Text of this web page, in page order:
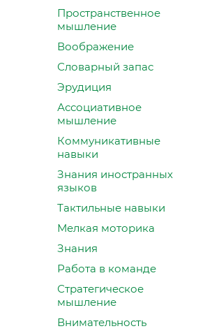
Пространственное
мышление
Воображение
Словарный запас
Эрудиция
Ассоциативное
мышление
Коммуникативные
навыки
Знания иностранных
языков
Тактильные навыки
Мелкая моторика
Знания
Работа в команде
Стратегическое
мышление
Внимательность